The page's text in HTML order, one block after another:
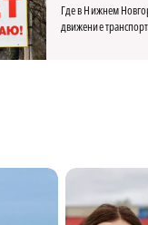
Где в Нижнем
движение